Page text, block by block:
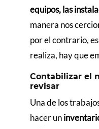
equipos, las
manera nos
por el contrario,
realiza, hay que
Contabilizar el
revisar
Una de los
hacer un